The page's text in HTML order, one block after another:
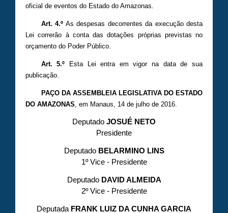
oficial de eventos do Estado do Amazonas.
Art. 4.º As despesas decorrentes da execução desta
Lei correrão à conta das dotações próprias previstas no
orçamento do Poder Público.
Art. 5.º Esta Lei entra em vigor na data de sua
publicação.
PAÇO DA ASSEMBLEIA LEGISLATIVA DO ESTADO
DO AMAZONAS, em Manaus, 14 de julho de 2016.
Deputado JOSUÉ NETO
Presidente
DeputadoBELARMINO LINS
1º Vice - Presidente
DeputadoDAVID ALMEIDA
2º Vice - Presidente
Deputada FRANK LUIZ DA CUNHA GARCIA